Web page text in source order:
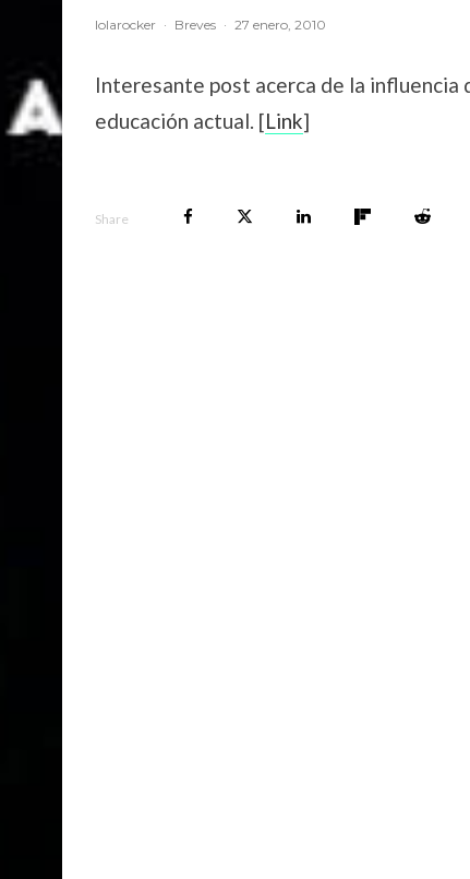
lolarocker · Breves · 27 enero, 2010
Interesante post acerca de la influencia
educación actual. [Link]
Share